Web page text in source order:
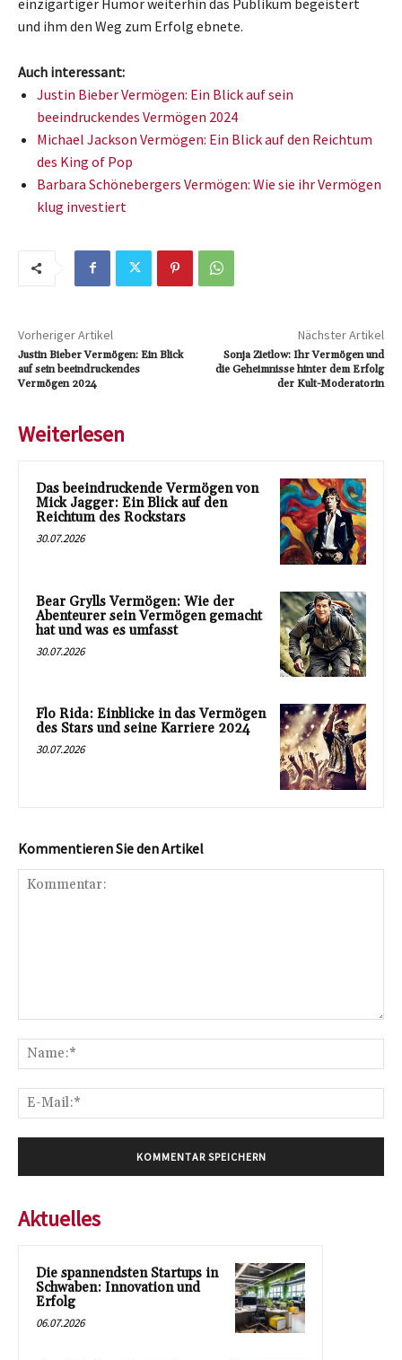
und ihm den Weg zum Erfolg ebnete.
Auch interessant:
Justin Bieber Vermögen: Ein Blick auf sein
beeindruckendes Vermögen 2024
Michael Jackson Vermögen: Ein Blick auf den Reichtum
des King of Pop
Barbara Schönebergers Vermögen: Wie sie ihr Vermögen
klug investiert
Vorheriger Artikel
Justin Bieber Vermögen: Ein Blick
auf sein beeindruckendes
Vermögen 2024
Nächster Artikel
Sonja Zietlow: Ihr Vermögen und
die Geheimnisse hinter dem Erfolg
der Kult-Moderatorin
Weiterlesen
Das beeindruckende Vermögen von
Mick Jagger: Ein Blick auf den
Reichtum des Rockstars
30.07.2026
Bear Grylls Vermögen: Wie der
Abenteurer sein Vermögen gemacht
hat und was es umfasst
30.07.2026
Flo Rida: Einblicke in das Vermögen
des Stars und seine Karriere 2024
30.07.2026
Kommentieren Sie den Artikel
Aktuelles
Die spannendsten Startups in
Schwaben: Innovation und
Erfolg
06.07.2026